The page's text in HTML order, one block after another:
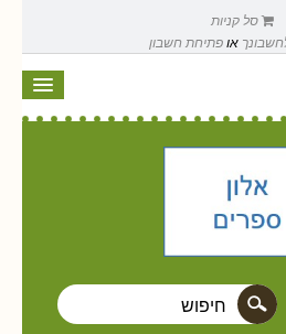
סל קניות
אופתיחת חשבון